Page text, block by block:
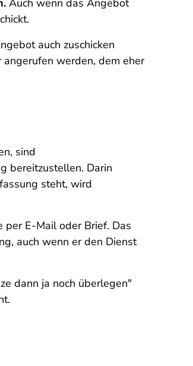
Auch wenn das Angebot
auch zuschicken
werden, dem eher
sind
bereitzustellen. Darin
steht, wird
per E-Mail oder Brief. Das
auch wenn er den Dienst
dann ja noch überlegen"